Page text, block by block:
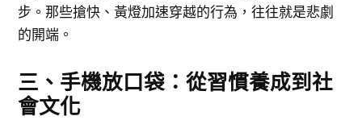
步。那些搶快、黃燈加速穿越的行為，往往就是悲劇
的開端。
三、手機放口袋：從習慣養成到社
會文化